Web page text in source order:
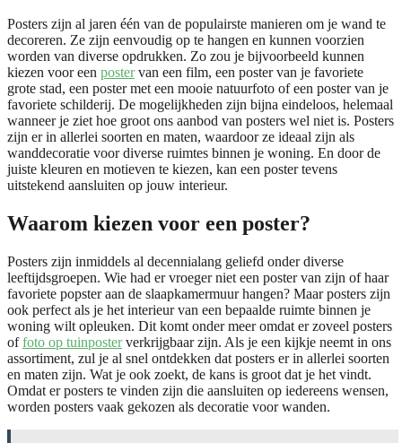
Posters zijn al jaren één van de populairste manieren om je wand te
decoreren. Ze zijn eenvoudig op te hangen en kunnen voorzien
worden van diverse opdrukken. Zo zou je bijvoorbeeld kunnen
kiezen voor een postervan een film, een poster van je favoriete
grote stad, een poster met een mooie natuurfoto of een poster van je
favoriete schilderij. De mogelijkheden zijn bijna eindeloos, helemaal
wanneer je ziet hoe groot ons aanbod van posters wel niet is. Posters
zijn er in allerlei soorten en maten, waardoor ze ideaal zijn als
wanddecoratie voor diverse ruimtes binnen je woning. En door de
juiste kleuren en motieven te kiezen, kan een poster tevens
uitstekend aansluiten op jouw interieur.
Waarom kiezen voor een poster?
Posters zijn inmiddels al decennialang geliefd onder diverse
leeftijdsgroepen. Wie had er vroeger niet een poster van zijn of haar
favoriete popster aan de slaapkamermuur hangen? Maar posters zijn
ook perfect als je het interieur van een bepaalde ruimte binnen je
woning wilt opleuken. Dit komt onder meer omdat er zoveel posters
offoto op tuinposterverkrijgbaar zijn. Als je een kijkje neemt in ons
assortiment, zul je al snel ontdekken dat posters er in allerlei soorten
en maten zijn. Wat je ook zoekt, de kans is groot dat je het vindt.
Omdat er posters te vinden zijn die aansluiten op iedereens wensen,
worden posters vaak gekozen als decoratie voor wanden.